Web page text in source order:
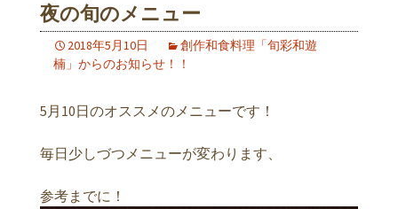
夜の旬のメニュー
2018年5月10日
創作和食料理「旬彩和遊
楠」からのお知らせ！！
5月10日のオススメのメニューです！
毎日少しづつメニューが変わります、
参考までに！